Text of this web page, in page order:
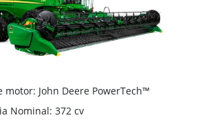
motor: John Deere PowerTech™
Nominal: 372 cv